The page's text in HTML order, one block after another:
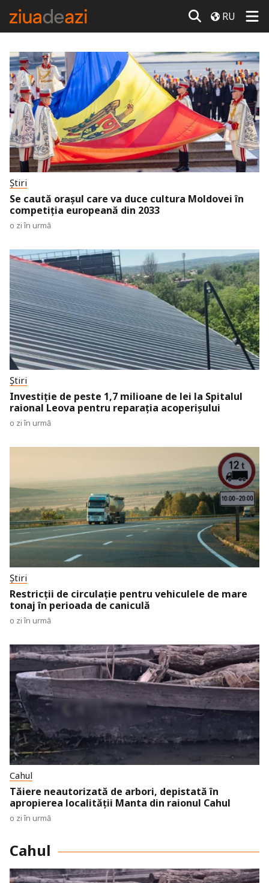
RU
Știri
Se caută orașul care va duce cultura Moldovei în
competiția europeană din 2033
o zi în urmă
Știri
Investiție de peste 1,7 milioane de lei la Spitalul
raional Leova pentru reparația acoperișului
o zi în urmă
Știri
Restricții de circulație pentru vehiculele de mare
tonaj în perioada de caniculă
o zi în urmă
Cahul
Tăiere neautorizată de arbori, depistată în
apropierea localității Manta din raionul Cahul
o zi în urmă
Cahul